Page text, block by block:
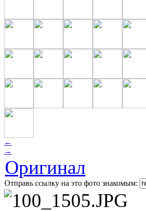
←
→
Оригинал
Отправь ссылку на это фото знакомым: